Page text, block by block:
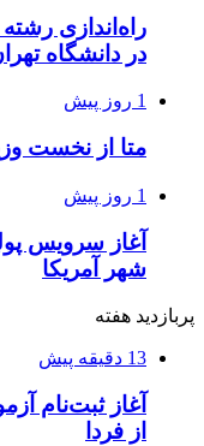
در دانشگاه
1 روز پیش
متا از نخست
1 روز پیش
آغاز سرویس
شهر آمریکا
پربازدید هفته
13 دقیقه پیش
آغاز ثبت‌نام‌
از فردا